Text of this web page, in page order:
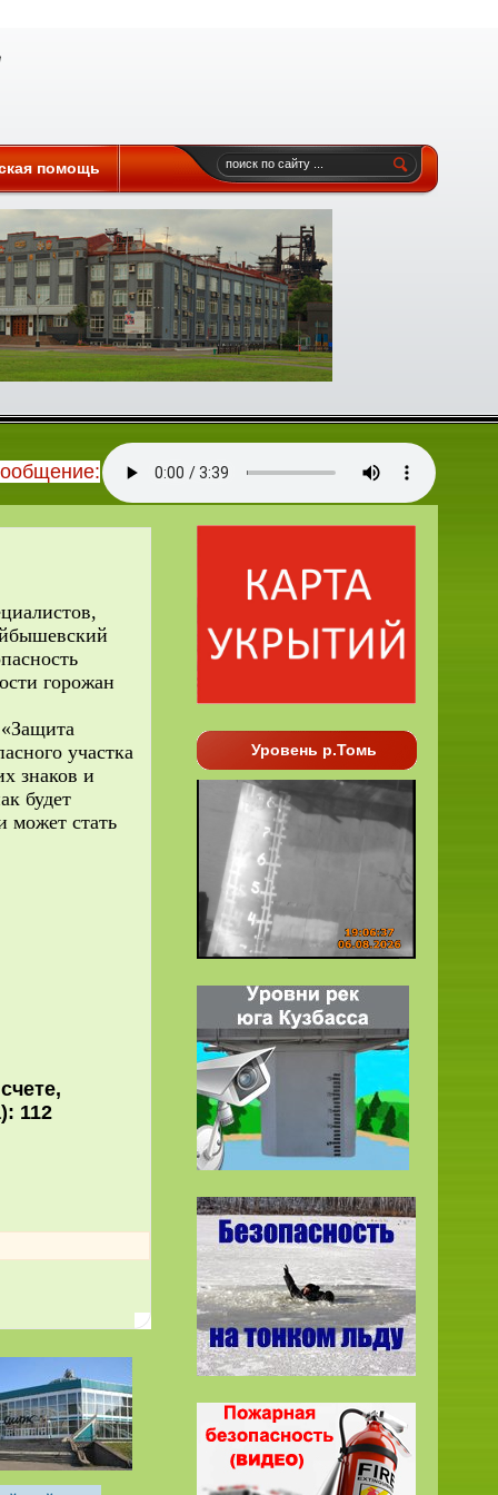
помощь
горожан
участка
знаков и
будет
может стать
счете,
112
Уровень р.Томь